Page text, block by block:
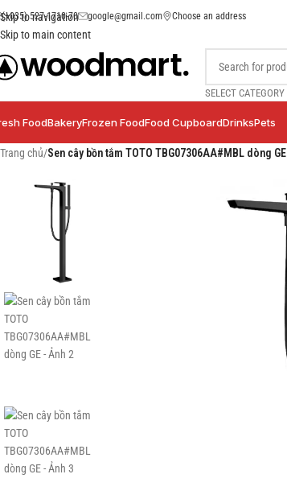
Skip to navigation
Skip to main content
(+035) 527-1710-70 google@gmail.com Choose an address
SELECT CATEGORY
FoodBakeryFrozen FoodFood CupboardDrinksPets
Trang chủ/Sen cây bồn tắm TOTO TBG07306AA#MBL dòng GE